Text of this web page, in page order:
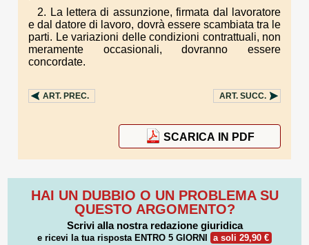
2. La lettera di assunzione, firmata dal lavoratore
e dal datore di lavoro, dovrà essere scambiata tra le
parti. Le variazioni delle condizioni contrattuali, non
meramente occasionali, dovranno essere
concordate.
ART. PREC. ART. SUCC.
SCARICA IN PDF
HAI UN DUBBIO O UN PROBLEMA SU
QUESTO ARGOMENTO?
Scrivi alla nostra redazione giuridica
e ricevi la tua risposta ENTRO 5 GIORNI a soli 29,90 €